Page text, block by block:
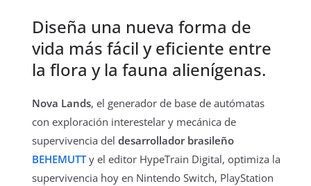
Diseña una nueva forma de
vida más fácil y eficiente entre
la flora y la fauna alienígenas.
Nova Lands, el generador de base de autómatas
con exploración interestelar y mecánica de
supervivencia del desarrollador brasileño
BEHEMUTTy el editor HypeTrain Digital, optimiza la
supervivencia hoy en Nintendo Switch, PlayStation